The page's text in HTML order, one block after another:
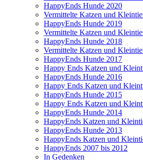
HappyEnds Hunde 2020
Vermittelte Katzen und
HappyEnds Hunde 2019
Vermittelte Katzen und
HappyEnds Hunde 2018
Vermittelte Katzen und
HappyEnds Hunde 2017
Happy Ends Katzen und
HappyEnds Hunde 2016
Happy Ends Katzen und
HappyEnds Hunde 2015
Happy Ends Katzen und
HappyEnds Hunde 2014
HappyEnds Katzen und
HappyEnds Hunde 2013
HappyEnds Katzen und
HappyEnds 2007 bis 2012
In Gedenken